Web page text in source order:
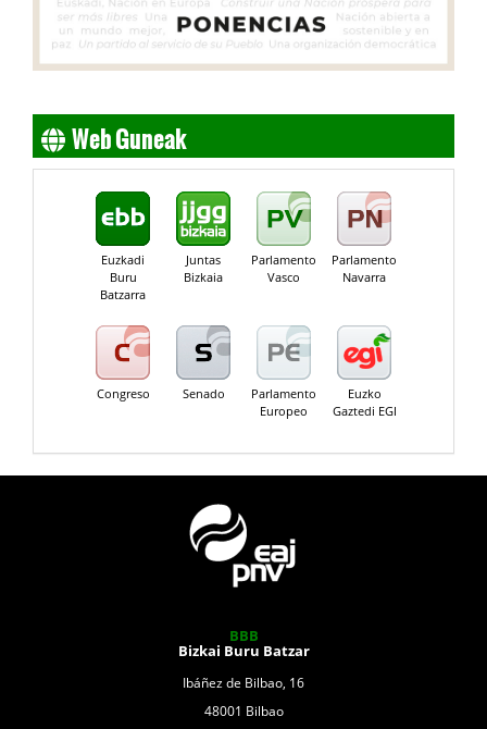
Web Guneak
Euzkadi
Buru
Batzarra
Juntas
Bizkaia
Parlamento
Vasco
Parlamento
Navarra
Congreso Senado
Parlamento
Europeo
Euzko
Gaztedi EGI
BBB
Bizkai Buru Batzar
Ibáñez de Bilbao, 16
48001 Bilbao